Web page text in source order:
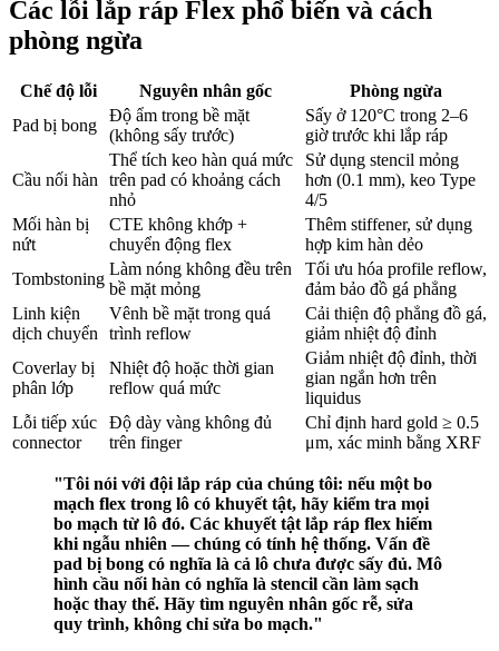
Các lỗi lắp ráp Flex phổ biến và cách
phòng ngừa
Chế độ lỗi Nguyên nhân gốc
Phòng ngừa
Pad bị bong
Độ ẩm trong bề mặt
(không sấy trước)
Sấy ở 120°C trong 2–6
giờ trước khi lắp ráp
Cầu nối hàn
Thể tích keo hàn quá mức
trên pad có khoảng cách
nhỏ
Sử dụng stencil mỏng
hơn (0.1 mm), keo Type
4/5
Mối hàn bị
nứt
CTE không khớp +
chuyển động flex
Thêm stiffener, sử dụng
hợp kim hàn dẻo
Tombstoning
Làm nóng không đều trên
bề mặt mỏng
Tối ưu hóa profile reflow,
đảm bảo đồ gá phẳng
Linh kiện
dịch chuyển
Vênh bề mặt trong quá
trình reflow
Cải thiện độ phẳng đồ gá,
giảm nhiệt độ đỉnh
Coverlay bị
phân lớp
Nhiệt độ hoặc thời gian
reflow quá mức
Giảm nhiệt độ đỉnh, thời
gian ngắn hơn trên
liquidus
Lỗi tiếp xúc
connector
Độ dày vàng không đủ
trên finger
Chỉ định hard gold ≥ 0.5
μm, xác minh bằng XRF
"Tôi nói với đội lắp ráp của chúng tôi: nếu một bo
mạch flex trong lô có khuyết tật, hãy kiểm tra mọi
bo mạch từ lô đó. Các khuyết tật lắp ráp flex hiếm
khi ngẫu nhiên — chúng có tính hệ thống. Vấn đề
pad bị bong có nghĩa là cả lô chưa được sấy đủ. Mô
hình cầu nối hàn có nghĩa là stencil cần làm sạch
hoặc thay thế. Hãy tìm nguyên nhân gốc rễ, sửa
quy trình, không chỉ sửa bo mạch."